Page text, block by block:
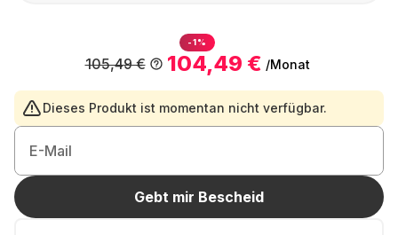
-1%
104,49 € /Monat
105,49 €
Dieses Produkt ist momentan nicht verfügbar.
E-Mail
Gebt mir Bescheid